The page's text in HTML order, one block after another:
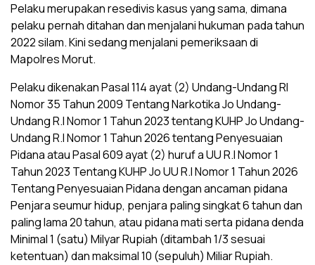
Pelaku merupakan resedivis kasus yang sama, dimana
pelaku pernah ditahan dan menjalani hukuman pada tahun
2022 silam. Kini sedang menjalani pemeriksaan di
Mapolres Morut.
Pelaku dikenakan Pasal 114 ayat (2) Undang-Undang RI
Nomor 35 Tahun 2009 Tentang Narkotika Jo Undang-
Undang R.I Nomor 1 Tahun 2023 tentang KUHP Jo Undang-
Undang R.I Nomor 1 Tahun 2026 tentang Penyesuaian
Pidana atau Pasal 609 ayat (2) huruf a UU R.I Nomor 1
Tahun 2023 Tentang KUHP Jo UU R.I Nomor 1 Tahun 2026
Tentang Penyesuaian Pidana dengan ancaman pidana
Penjara seumur hidup, penjara paling singkat 6 tahun dan
paling lama 20 tahun, atau pidana mati serta pidana denda
Minimal 1 (satu) Milyar Rupiah (ditambah 1/3 sesuai
ketentuan) dan maksimal 10 (sepuluh) Miliar Rupiah.